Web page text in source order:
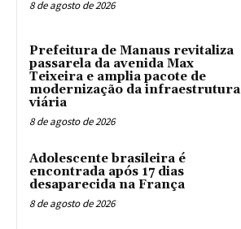
8 de agosto de 2026
Prefeitura de Manaus revitaliza
passarela da avenida Max
Teixeira e amplia pacote de
modernização da infraestrutura
viária
8 de agosto de 2026
Adolescente brasileira é
encontrada após 17 dias
desaparecida na França
8 de agosto de 2026